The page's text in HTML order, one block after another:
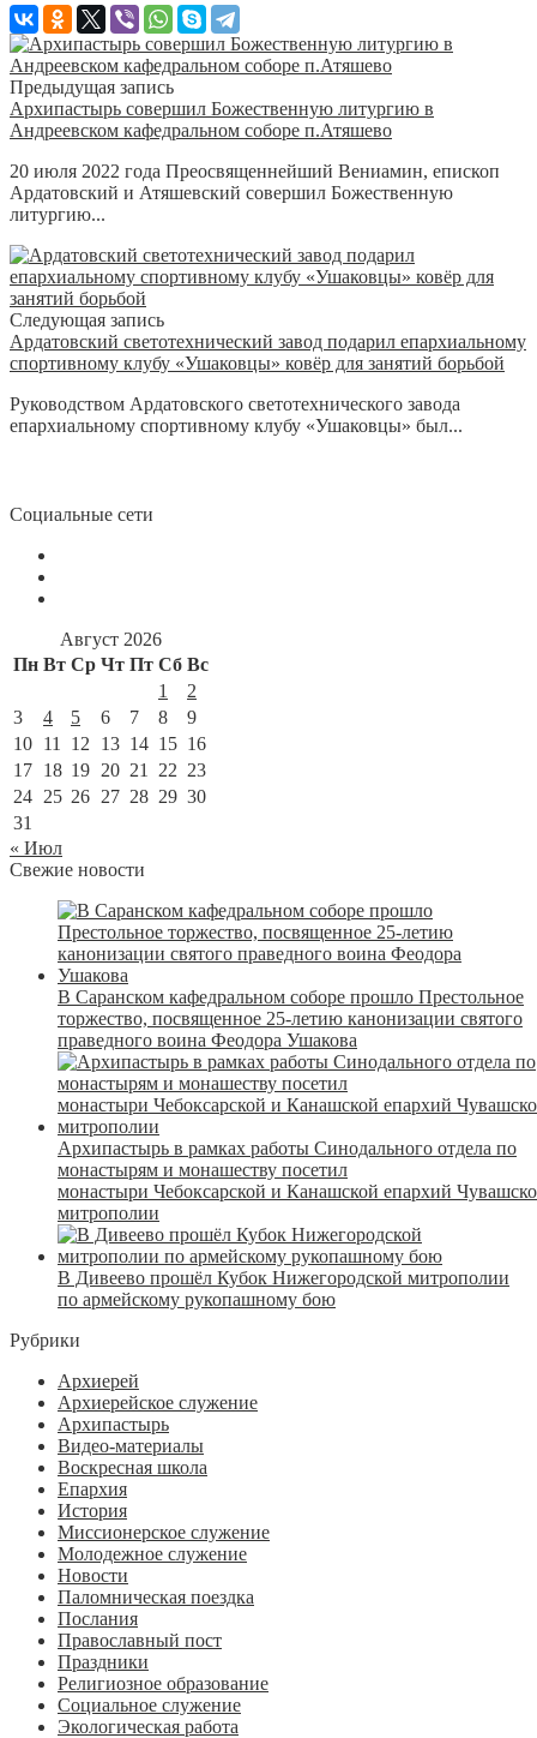
Предыдущая запись
Архипастырь совершил Божественную литургию в
Андреевском кафедральном соборе п.Атяшево
20 июля 2022 года Преосвященнейший Вениамин, епископ
Ардатовский и Атяшевский совершил Божественную
литургию...
Следующая запись
Ардатовский светотехнический завод подарил епархиальному
спортивному клубу «Ушаковцы» ковёр для занятий борьбой
Руководством Ардатовского светотехнического завода
епархиальному спортивному клубу «Ушаковцы» был...
Социальные сети
Август 2026
Пн Вт Ср Чт Пт Сб Вс
1
2
3
4 5 6 7 8
9
10 11 12 13 14 15 16
17 18 19 20 21 22 23
24 25 26 27 28 29 30
31
« Июл
Свежие новости
В Саранском кафедральном соборе прошло Престольное
торжество, посвященное 25-летию канонизации святого
праведного воина Феодора Ушакова
Архипастырь в рамках работы Синодального отдела по
монастырям и монашеству посетил
монастыри Чебоксарской и Канашской епархий
митрополии
В Дивеево прошёл Кубок Нижегородской митрополии
по армейскому рукопашному бою
Рубрики
Архиерей
Архиерейское служение
Архипастырь
Видео-материалы
Воскресная школа
Епархия
История
Миссионерское служение
Молодежное служение
Новости
Паломническая поездка
Послания
Православный пост
Праздники
Религиозное образование
Социальное служение
Экологическая работа